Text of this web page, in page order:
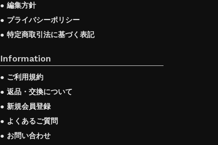
Furniture manufacturers, as well as manufacturers of
products and unique creations - furniture from
professional craftsmen, which will be appreciated by
true connoisseurs of beauty. We have selected for you
the best models from modern craftsmen who
managed to ingeniously combine elegance, quality
and practicality in each product unit. Our assortment
● 編集方針
● プライバシーポリシー
● 特定商取引法に基づく表記
Information
● ご利用規約
● 返品・交換について
● 新規会員登録
● よくあるご質問
● お問い合わせ